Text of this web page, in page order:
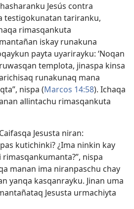
Jesús contra
testigokunatan tariranku,
rimasqankuta
iskay runakuna
payta uyarirayku: ‘Noqan
templota, jinaspa kinsa
runakunaq mana
nispa (Marcos 14:58). Ichaqa
allintachu rimasqankuta
Jesusta niran:
kutichinki? ¿Ima ninkin kay
nispa
manan ima niranpaschu chay
yanqa kasqanrayku. Jinan uma
Jesusta urmachiyta